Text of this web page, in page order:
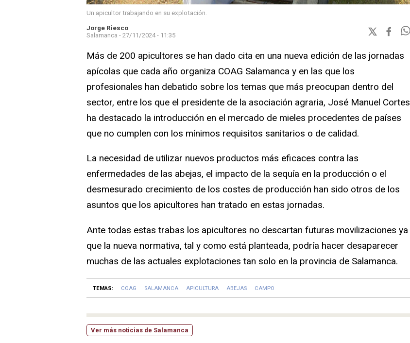
Un apicultor trabajando en su explotación.
Jorge Riesco
Salamanca - 27/11/2024 - 11:35
Más de 200 apicultores se han dado cita en una nueva edición de las jornadas
apícolas que cada año organiza COAG Salamanca y en las que los
profesionales han debatido sobre los temas que más preocupan dentro del
sector, entre los que el presidente de la asociación agraria, José Manuel Cortes
ha destacado la introducción en el mercado de mieles procedentes de países
que no cumplen con los mínimos requisitos sanitarios o de calidad.
La necesidad de utilizar nuevos productos más eficaces contra las
enfermedades de las abejas, el impacto de la sequía en la producción o el
desmesurado crecimiento de los costes de producción han sido otros de los
asuntos que los apicultores han tratado en estas jornadas.
Ante todas estas trabas los apicultores no descartan futuras movilizaciones ya
que la nueva normativa, tal y como está planteada, podría hacer desaparecer
muchas de las actuales explotaciones tan solo en la provincia de Salamanca.
TEMAS: COAG SALAMANCA APICULTURA ABEJAS CAMPO
Ver más noticias de Salamanca